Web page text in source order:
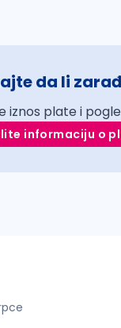
da li
iznos plate i
informaciju o